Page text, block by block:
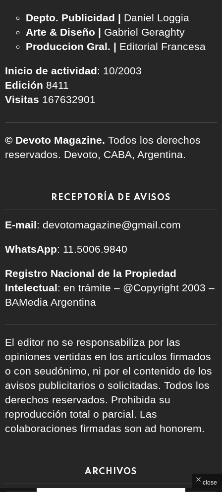
Depto. Publicidad | Daniel Loggia
Arte & Diseño | Gabriel Geraghty
Produccion Gral. | Editorial Francesa
Inicio de actividad: 10/2003
Edición 8411
Visitas 167632901
© Devoto Magazine. Todos los derechos
reservados. Devoto, CABA, Argentina.
RECEPTORÍA DE AVISOS
E-mail: devotomagazine@gmail.com
WhatsApp: 11.5006.9840
Registro Nacional de la Propiedad
Intelectual: en trámite – @Copyright 2003 –
BAMedia Argentina
El editor no se responsabiliza por las
opiniones vertidas en los artículos firmados
o con seudónimo, ni por el contenido de los
avisos publicitarios o solicitadas. Todos los
derechos reservados. Prohibida su
reproducción total o parcial. Las
colaboraciones firmadas son ad honorem.
ARCHIVOS
close